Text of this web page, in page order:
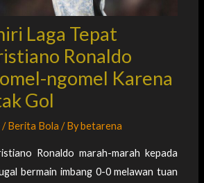
Laga Tepat
Ronaldo
ngomel Karena
Gol
/Berita Bola / Bybetarena
Ronaldo marah-marah kepada
bermain imbang 0-0 melawan tuan